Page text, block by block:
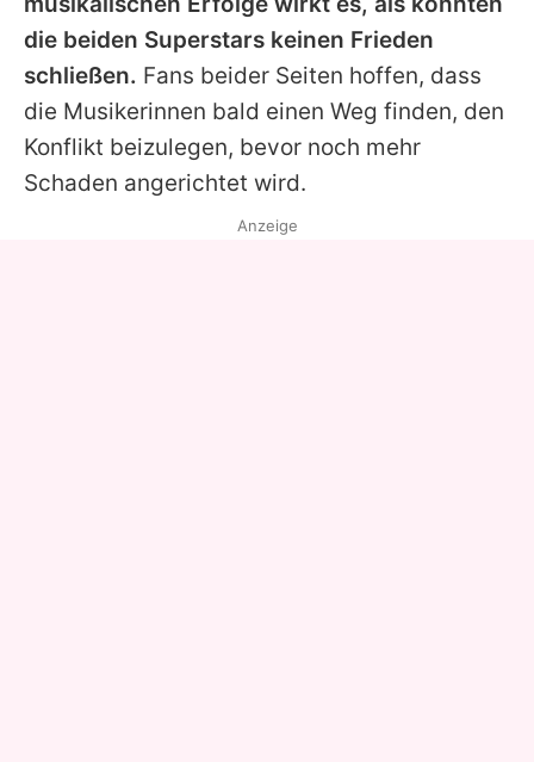
die beiden Superstars keinen Frieden
schließen. Fans beider Seiten hoffen, dass
die Musikerinnen bald einen Weg finden, den
Konflikt beizulegen, bevor noch mehr
Schaden angerichtet wird.
Anzeige